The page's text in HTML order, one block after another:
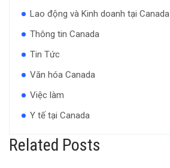
Lao động và Kinh doanh tại Canada
Thông tin Canada
Tin Tức
Văn hóa Canada
Việc làm
Y tế tại Canada
Related Posts